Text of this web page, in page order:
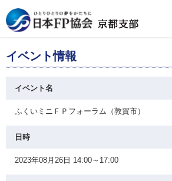
イベント情報
イベント名
ふくいミニＦＰフォーラム（敦賀市）
日時
2023年08月26日 14:00～17:00